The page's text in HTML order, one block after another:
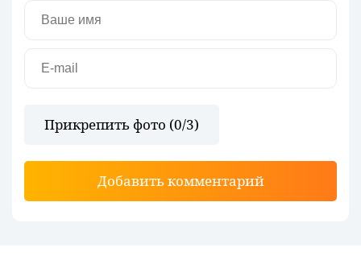
Прикрепить фото (0/3)
Добавить комментарий